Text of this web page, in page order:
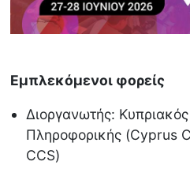
Εμπλεκόμενοι φορείς
Διοργανωτής:
Πληροφορικής (Cyprus
CCS)